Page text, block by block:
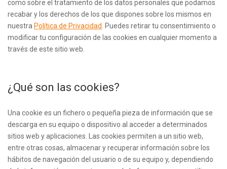
como sobre el tratamiento de los datos personales que podamos
recabar y los derechos de los que dispones sobre los mismos en
nuestra Política de Privacidad
. Puedes retirar tu consentimiento o
modificar tu configuración de las cookies en cualquier momento a
través de este sitio web.
¿Qué son las cookies?
Una cookie es un fichero o pequeña pieza de información que se
descarga en su equipo o dispositivo al acceder a determinados
sitios web y aplicaciones. Las cookies permiten a un sitio web,
entre otras cosas, almacenar y recuperar información sobre los
hábitos de navegación del usuario o de su equipo y, dependiendo